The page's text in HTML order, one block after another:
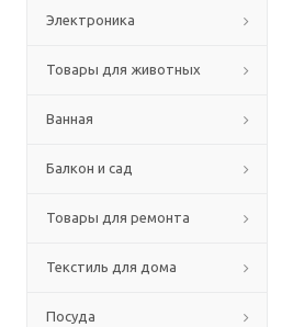
Электроника
Товары для животных
Ванная
Балкон и сад
Товары для ремонта
Текстиль для дома
Посуда